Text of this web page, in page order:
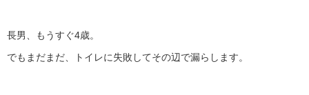
長男、もうすぐ4歳。
でもまだまだ、トイレに失敗してその辺で漏らします。